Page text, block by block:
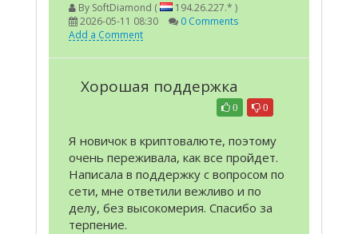
By SoftDiamond (
194.26.227.* )
2026-05-11 08:30
0 Comments
Add a Comment
Хорошая поддержка
0
0
Я новичок в криптовалюте, поэтому
очень переживала, как все пройдет.
Написала в поддержку с вопросом по
сети, мне ответили вежливо и по
делу, без высокомерия. Спасибо за
терпение.